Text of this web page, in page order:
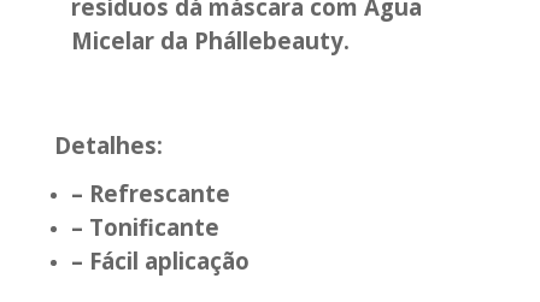
resíduos dá máscara com Água
Micelar da Phállebeauty.
Detalhes:
– Refrescante
– Tonificante
– Fácil aplicação